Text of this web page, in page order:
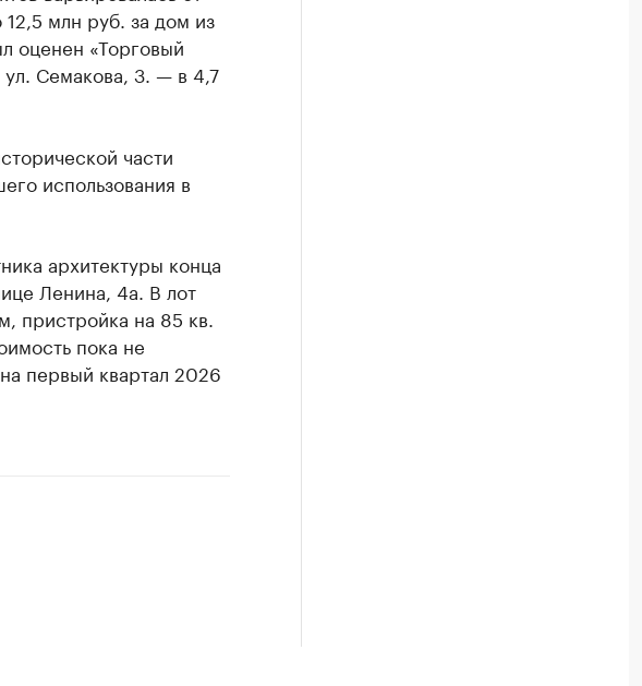
млн руб. за дом из
оценен «Торговый
Семакова, 3. — в 4,7
части
использования в
архитектуры конца
Ленина, 4а. В лот
пристройка на 85 кв.
пока не
первый квартал 2026